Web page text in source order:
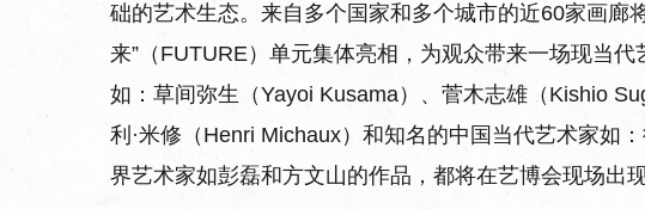
础的艺术生态。来自多个国家和多个城市的近60家画廊
来”（FUTURE）单元集体亮相，为观众带来一场现当
如：草间弥生（Yayoi Kusama）、菅木志雄（Kishio
利·米修（Henri Michaux）和知名的中国当代艺术家如
界艺术家如彭磊和方文山的作品，都将在艺博会现场出现